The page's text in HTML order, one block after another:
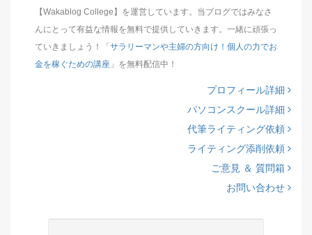
【Wakablog College】を運営しています。当ブログではみなさ
んにとって有益な情報を無料で提供していきます。一緒に頑張っ
ていきましょう！「 サラリーマンや主婦の方向け！個人の力でお
金を稼ぐための講座 」を無料配信中！
プロフィール詳細
パソコンスクール詳細
代筆ライティング依頼
ライティング添削依頼
ご意見 ＆ 質問箱
お問い合わせ